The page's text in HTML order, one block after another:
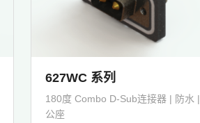
627WC 系列
180度 Combo D-Sub连接器 | 防水 |
公座